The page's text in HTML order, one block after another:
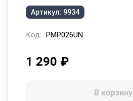
Артикул: 9934
Код: PMP026UN
1 290 ₽
В корзину